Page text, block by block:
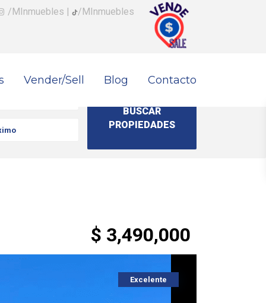
/MInmuebles | /MInmuebles
Vender/Sell Blog Contacto
$ 3,490,000
Excelente